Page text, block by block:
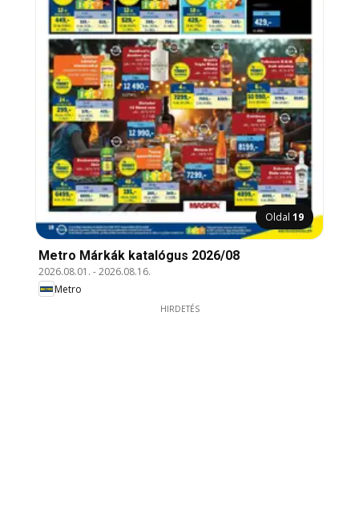
Oldal 19
Metro Márkák katalógus 2026/08
2026.08.01. -2026.08.16.
Metro
HIRDETÉS